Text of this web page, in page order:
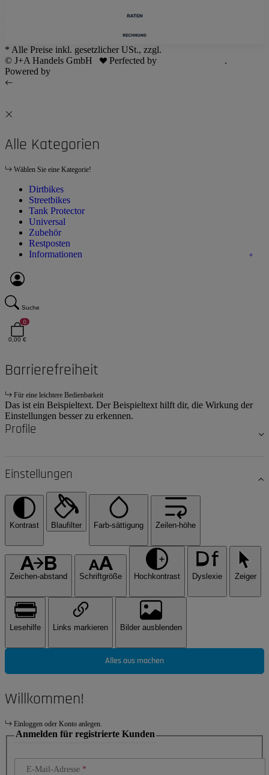
* Alle Preise inkl. gesetzlicher USt., zzgl.
© J+A Handels GmbH
Perfected by
.
Powered by
Alle Kategorien
Wählen Sie eine Kategorie!
Dirtbikes
Streetbikes
Tank Protector
Universal
Zubehör
Restposten
Informationen
Suche
0
0,00 €
Barrierefreiheit
Für eine leichtere Bedienbarkeit
Das ist ein Beispieltext. Der Beispieltext hilft dir, die Wirkung der
Einstellungen besser zu erkennen.
Profile
Einstellungen
Kontrast Blaufilter Farb-sättigung Zeilen-höhe
Zeichen-abstand Schriftgröße Hochkontrast Dyslexie Zeiger
Lesehilfe Links markieren Bilder ausblenden
Alles aus machen
Willkommen!
Einloggen oder Konto anlegen.
Anmelden für registrierte Kunden
E-Mail-Adresse